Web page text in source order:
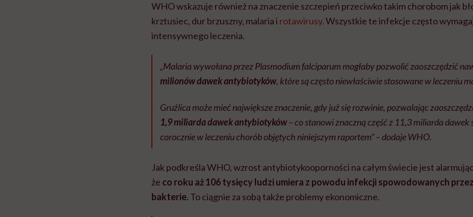
WHO wskazuje również na znaczenie szczepień przeciwko takim chorobom jak
krztusiec, dur brzuszny, malaria i rotawirusy. Wszystkie te infekcje często
intensywnego leczenia.
„Malaria wywołana przezPlasmodium falciparum mogłaby pozwolić zaoszczędzić
milionów dawek antybiotyków, które są często niewłaściwie stosowane w leczeniu
Gruźlica może mieć największe znaczenie, gdy już się rozwinie, pozwalając
1,9 miliarda dawek antybiotyków– co stanowi znaczną część z 11,3 miliarda dawek
corocznie w leczeniu chorób objętych niniejszym raportem” – dodaje WHO.
Jak podkreśla WHO, wzrost antybiotykooporności na całym świecie jest
że co roku aż 106 tysięcy ludzi umiera z powodu infekcji spowodowanych
bakterie. To ciągnie za sobą także problemy ekonomiczne.